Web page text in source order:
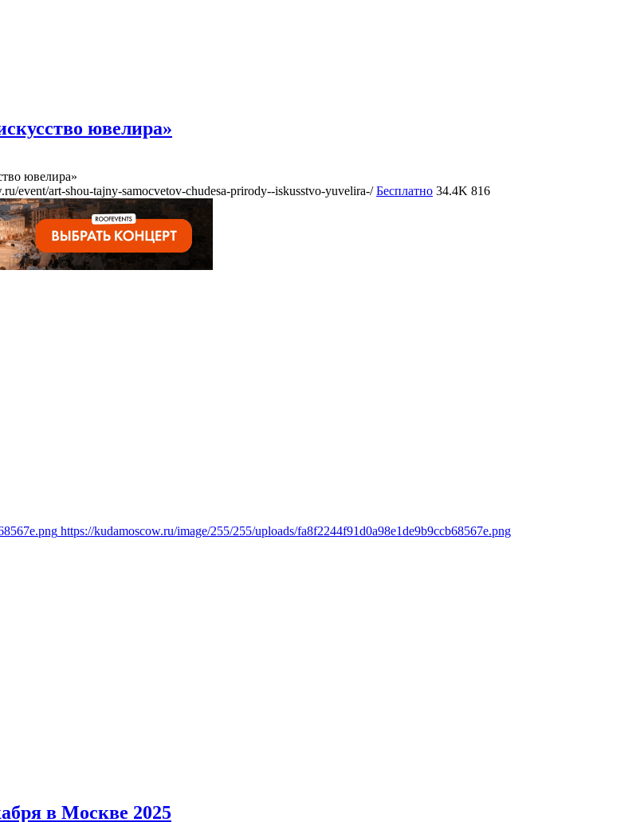
ювелира»
ювелира»
event/art-shou-tajny-samocvetov-chudesa-prirody--iskusstvo-yuvelira-/ Бесплатно 34.4K 816
https://kudamoscow.ru/image/255/255/uploads/fa8f2244f91d0a98e1de9b9ccb68567e.png
в Москве 2025